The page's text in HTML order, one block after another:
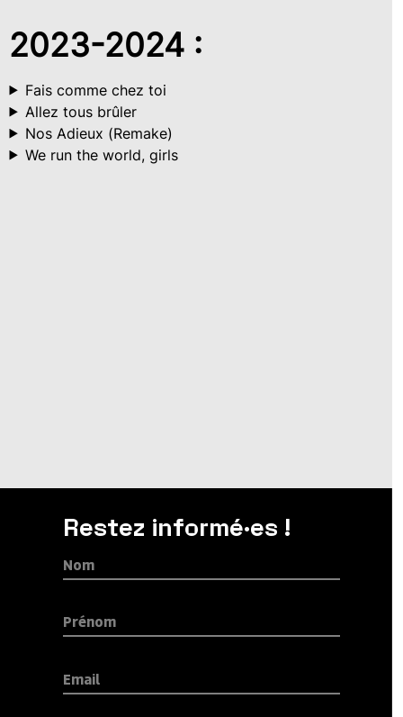
2023-2024 :
Fais comme chez toi
Allez tous brûler
Nos Adieux (Remake)
We run the world, girls
Restez informé·es !